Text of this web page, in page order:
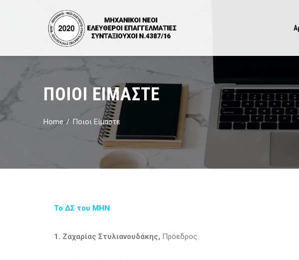
ΠΟΙΟΙ ΕΊΜΑΣΤΕ
Home Ποιοι Είμαστε
Το ΔΣ του ΜΗΝ
1. Ζαχαρίας Στυλιανουδάκης, Πρόεδρος